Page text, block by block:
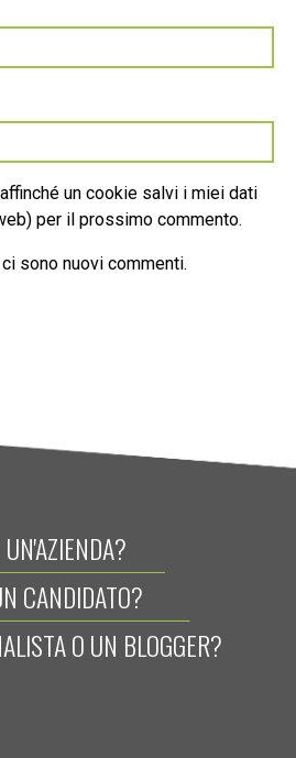
un cookie salvi i miei dati
per il prossimo commento.
sono nuovi commenti.
UN'AZIENDA?
CANDIDATO?
O UN BLOGGER?